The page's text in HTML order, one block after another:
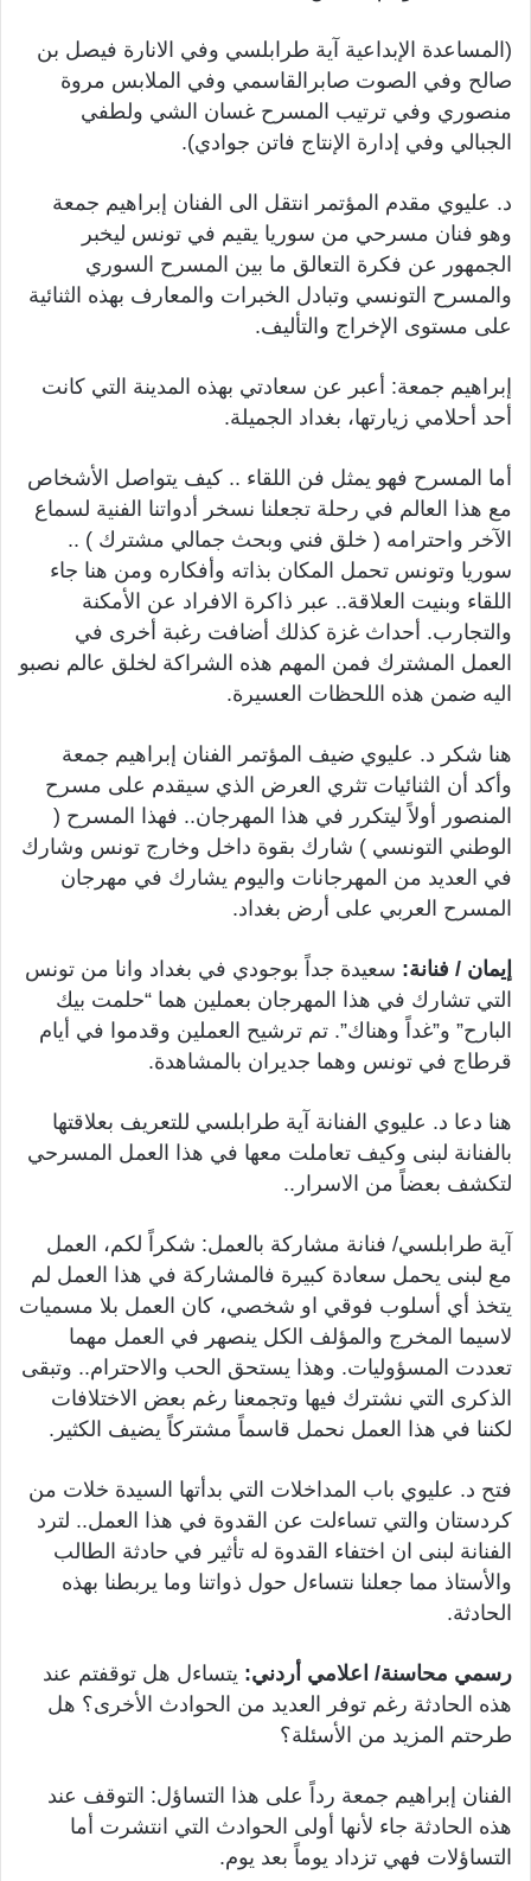
(المساعدة الإبداعية آية طرابلسي وفي الانارة فيصل بن
صالح وفي الصوت صابرالقاسمي وفي الملابس مروة
منصوري وفي ترتيب المسرح غسان الشي ولطفي
الجبالي وفي إدارة الإنتاج فاتن جوادي).
د. عليوي مقدم المؤتمر انتقل الى الفنان إبراهيم جمعة
وهو فنان مسرحي من سوريا يقيم في تونس ليخبر
الجمهور عن فكرة التعالق ما بين المسرح السوري
والمسرح التونسي وتبادل الخبرات والمعارف بهذه الثنائية
على مستوى الإخراج والتأليف.
إبراهيم جمعة: أعبر عن سعادتي بهذه المدينة التي كانت
أحد أحلامي زيارتها، بغداد الجميلة.
أما المسرح فهو يمثل فن اللقاء .. كيف يتواصل الأشخاص
مع هذا العالم في رحلة تجعلنا نسخر أدواتنا الفنية لسماع
الآخر واحترامه ( خلق فني وبحث جمالي مشترك ) ..
سوريا وتونس تحمل المكان بذاته وأفكاره ومن هنا جاء
اللقاء وبنيت العلاقة.. عبر ذاكرة الافراد عن الأمكنة
والتجارب. أحداث غزة كذلك أضافت رغبة أخرى في
العمل المشترك فمن المهم هذه الشراكة لخلق عالم نصبو
اليه ضمن هذه اللحظات العسيرة.
هنا شكر د. عليوي ضيف المؤتمر الفنان إبراهيم جمعة
وأكد أن الثنائيات تثري العرض الذي سيقدم على مسرح
المنصور أولاً ليتكرر في هذا المهرجان.. فهذا المسرح (
الوطني التونسي ) شارك بقوة داخل وخارج تونس وشارك
في العديد من المهرجانات واليوم يشارك في مهرجان
المسرح العربي على أرض بغداد.
إيمان / فنانة: سعيدة جداً بوجودي في بغداد وانا من تونس
التي تشارك في هذا المهرجان بعملين هما “حلمت بيك
البارح” و”غداً وهناك”. تم ترشيح العملين وقدموا في أيام
قرطاج في تونس وهما جديران بالمشاهدة.
هنا دعا د. عليوي الفنانة آية طرابلسي للتعريف بعلاقتها
بالفنانة لبنى وكيف تعاملت معها في هذا العمل المسرحي
لتكشف بعضاً من الاسرار..
آية طرابلسي/ فنانة مشاركة بالعمل: شكراً لكم، العمل
مع لبنى يحمل سعادة كبيرة فالمشاركة في هذا العمل لم
يتخذ أي أسلوب فوقي او شخصي، كان العمل بلا مسميات
لاسيما المخرج والمؤلف الكل ينصهر في العمل مهما
تعددت المسؤوليات. وهذا يستحق الحب والاحترام.. وتبقى
الذكرى التي نشترك فيها وتجمعنا رغم بعض الاختلافات
لكننا في هذا العمل نحمل قاسماً مشتركاً يضيف الكثير.
فتح د. عليوي باب المداخلات التي بدأتها السيدة خلات من
كردستان والتي تساءلت عن القدوة في هذا العمل.. لترد
الفنانة لبنى ان اختفاء القدوة له تأثير في حادثة الطالب
والأستاذ مما جعلنا نتساءل حول ذواتنا وما يربطنا بهذه
الحادثة.
رسمي محاسنة/ اعلامي أردني: يتساءل هل توقفتم عند
هذه الحادثة رغم توفر العديد من الحوادث الأخرى؟ هل
طرحتم المزيد من الأسئلة؟
الفنان إبراهيم جمعة رداً على هذا التساؤل: التوقف عند
هذه الحادثة جاء لأنها أولى الحوادث التي انتشرت أما
التساؤلات فهي تزداد يوماً بعد يوم.